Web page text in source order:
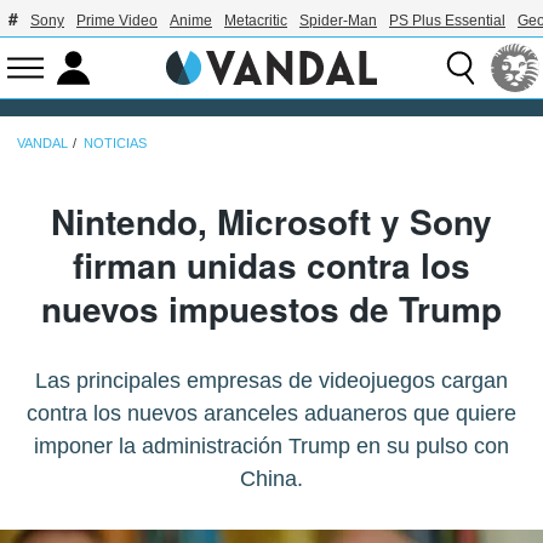
Sony Prime Video Anime Metacritic Spider-Man PS Plus Essential
VANDAL NOTICIAS
Nintendo, Microsoft y Sony
firman unidas contra los
nuevos impuestos de Trump
Las principales empresas de videojuegos cargan
contra los nuevos aranceles aduaneros que quiere
imponer la administración Trump en su pulso con
China.